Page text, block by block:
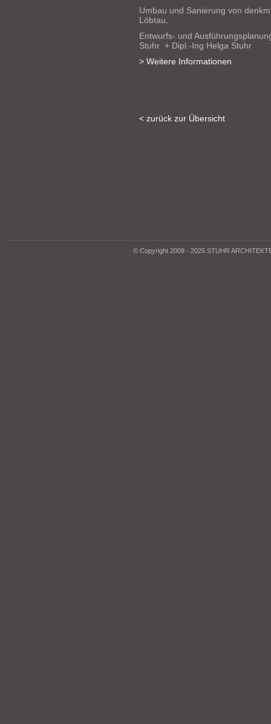
Umbau und Sanierung von
Löbtau,
Entwurfs- und
Stuhr + Dipl.-Ing Helga Stuhr
> Weitere Informationen
< zurück zur Übersicht
© Copyright 2009 - 2025 STUHR